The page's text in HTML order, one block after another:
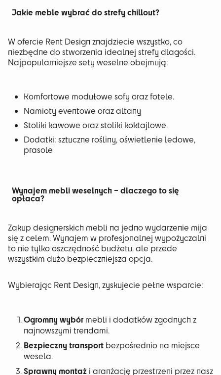
Jakie meble wybrać do strefy chillout?
W ofercie Rent Design znajdziecie wszystko, co
niezbędne do stworzenia idealnej strefy dlagości.
Najpopularniejsze sety weselne obejmują:
Komfortowe modułowe sofy oraz fotele.
Namioty eventowe oraz altany
Stoliki kawowe oraz stoliki koktajlowe.
Dodatki: sztuczne rośliny, oświetlenie ledowe,
prasole
Wynajem mebli weselnych – dlaczego to się
opłaca?
Zakup designerskich mebli na jedno wydarzenie mija
się z celem. Wynajem w profesjonalnej wypożyczalni
to nie tylko oszczędność budżetu, ale przede
wszystkim dużo bezpieczniejsza opcja.
Wybierając Rent Design, zyskujecie pełne wsparcie:
Ogromny wybór mebli i dodatków zgodnych z
najnowszymi trendami.
Bezpieczny transport bezpośrednio na miejsce
wesela.
Sprawny montaż i aranżację przestrzeni przez nasz